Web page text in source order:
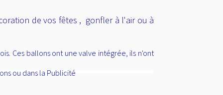
de vos fêtes , gonfler à l'air ou à
Ces ballons ont une valve intégrée, ils n'ont
ou dans la Publicité